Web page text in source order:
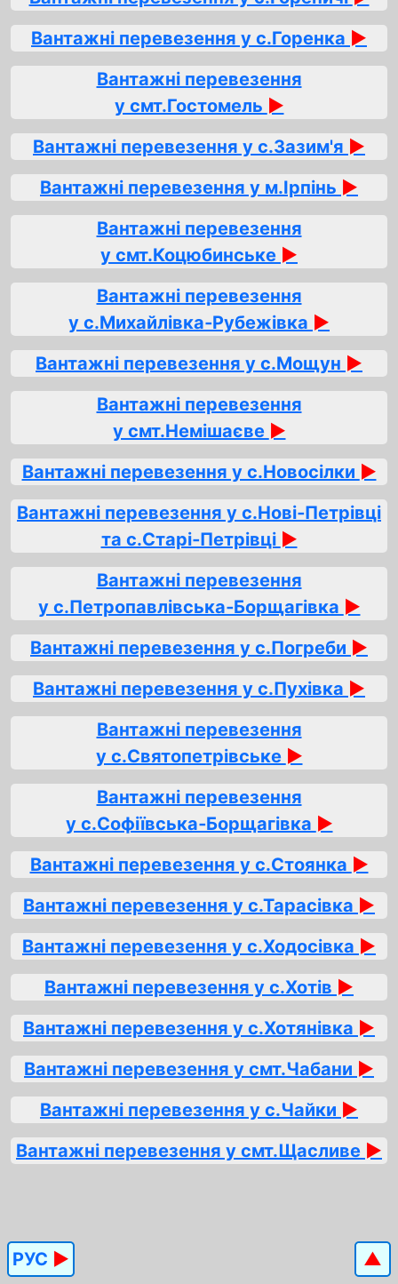
Вантажні перевезення у с.Горенка ►
Вантажні перевезення
у смт.Гостомель ►
Вантажні перевезення у с.Зазим'я ►
Вантажні перевезення у м.Ірпінь ►
Вантажні перевезення
у смт.Коцюбинське ►
Вантажні перевезення
у с.Михайлівка‑Рубежівка ►
Вантажні перевезення у с.Мощун ►
Вантажні перевезення
у смт.Немішаєве ►
Вантажні перевезення у с.Новосілки ►
Вантажні перевезення у с.Нові‑Петрівці
та с.Старі‑Петрівці ►
Вантажні перевезення
у с.Петропавлівська‑Борщагівка ►
Вантажні перевезення у с.Погреби ►
Вантажні перевезення у с.Пухівка ►
Вантажні перевезення
у с.Святопетрівське ►
Вантажні перевезення
у с.Софіївська‑Борщагівка ►
Вантажні перевезення у с.Стоянка ►
Вантажні перевезення у с.Тарасівка ►
Вантажні перевезення у с.Ходосівка ►
Вантажні перевезення у с.Хотів ►
Вантажні перевезення у с.Хотянівка ►
Вантажні перевезення у смт.Чабани ►
Вантажні перевезення у с.Чайки ►
Вантажні перевезення у смт.Щасливе ►
РУС ► ▲